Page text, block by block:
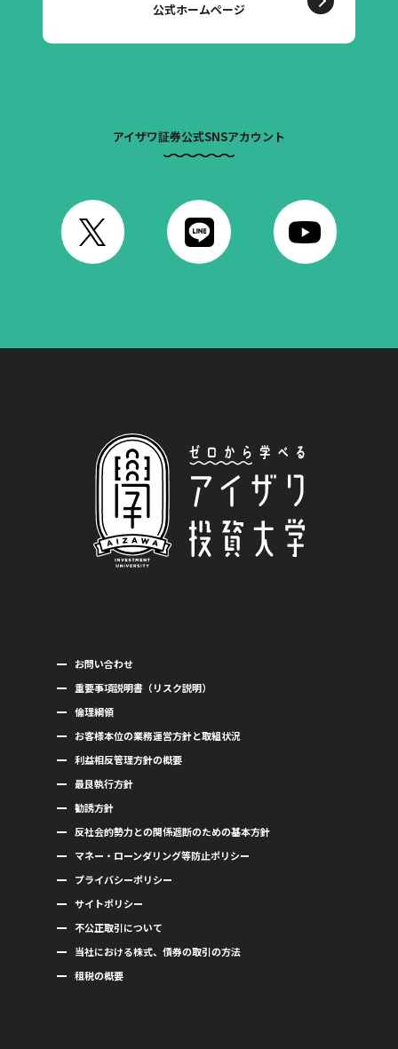
公式ホームページ
アイザワ証券公式SNSアカウント
お問い合わせ
重要事項説明書（リスク説明）
倫理綱領
お客様本位の業務運営方針と取組状況
利益相反管理方針の概要
最良執行方針
勧誘方針
反社会的勢力との関係遮断のための基本方針
マネー・ローンダリング等防止ポリシー
プライバシーポリシー
サイトポリシー
不公正取引について
当社における株式、債券の取引の方法
租税の概要